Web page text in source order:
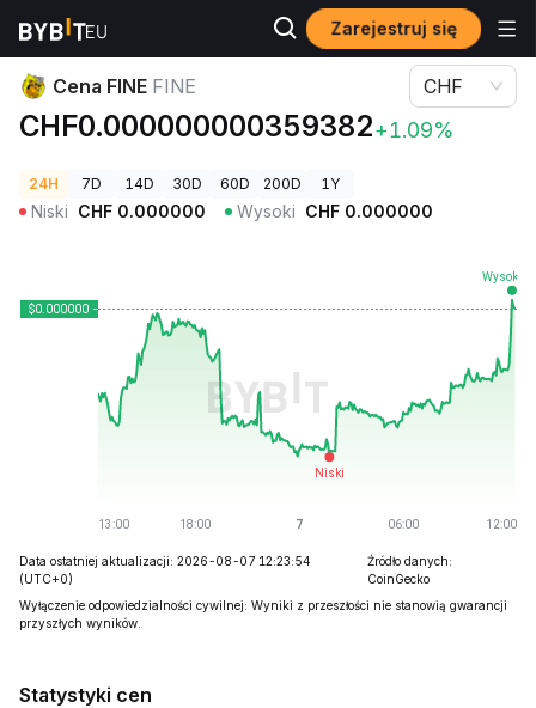
Zarejestruj się
Ceny kryptowalut
Cena FINE FINE
CHF0.000000000359382+1.09%
CHF
24H 7D 14D 30D 60D 200D 1Y
Niski CHF 0.000000 Wysoki CHF 0.000000
Data ostatniej aktualizacji: 2026-08-07 12:23:54
(UTC+0)
Źródło danych:
CoinGecko
Wyłączenie odpowiedzialności cywilnej: Wyniki z przeszłości nie stanowią gwarancji
przyszłych wyników.
Statystyki cen